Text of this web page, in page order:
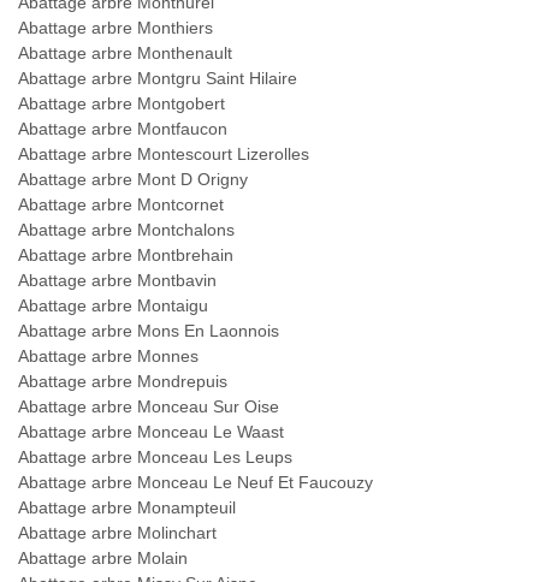
Abattage arbre Monthiers
Abattage arbre Monthenault
Abattage arbre Montgru Saint Hilaire
Abattage arbre Montgobert
Abattage arbre Montfaucon
Abattage arbre Montescourt Lizerolles
Abattage arbre Mont D Origny
Abattage arbre Montcornet
Abattage arbre Montchalons
Abattage arbre Montbrehain
Abattage arbre Montbavin
Abattage arbre Montaigu
Abattage arbre Mons En Laonnois
Abattage arbre Monnes
Abattage arbre Mondrepuis
Abattage arbre Monceau Sur Oise
Abattage arbre Monceau Le Waast
Abattage arbre Monceau Les Leups
Abattage arbre Monceau Le Neuf Et Faucouzy
Abattage arbre Monampteuil
Abattage arbre Molinchart
Abattage arbre Molain